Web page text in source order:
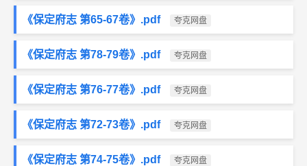
《保定府志 第65-67卷》.pdf 夸克网盘
《保定府志 第78-79卷》.pdf 夸克网盘
《保定府志 第76-77卷》.pdf 夸克网盘
《保定府志 第72-73卷》.pdf 夸克网盘
《保定府志 第74-75卷》.pdf 夸克网盘